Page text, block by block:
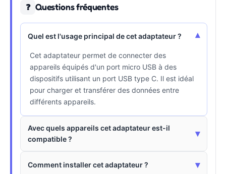
❓ Questions fréquentes
Quel est l'usage principal de cet adaptateur ? ▾
Cet adaptateur permet de connecter des
appareils équipés d'un port micro USB à des
dispositifs utilisant un port USB type C. Il est idéal
pour charger et transférer des données entre
différents appareils.
Avec quels appareils cet adaptateur est-il
compatible ?
▾
Comment installer cet adaptateur ? ▾